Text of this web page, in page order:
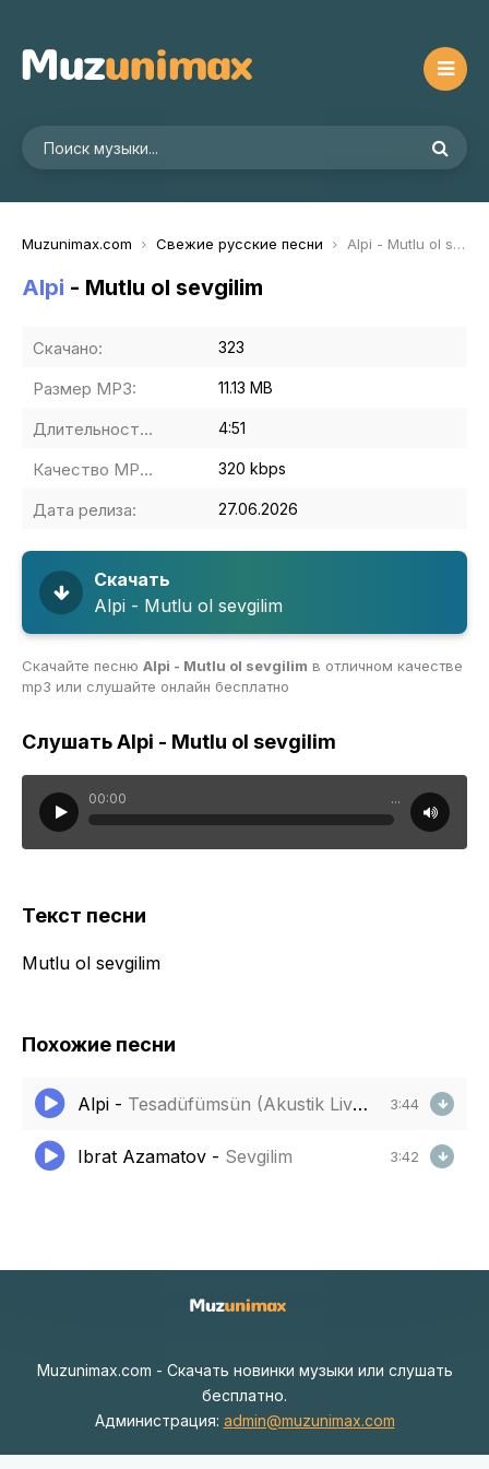
Muzunimax.com Свежие русские песни Alpi - Mutlu ol sevgilim
Alpi - Mutlu ol sevgilim
Скачано: 323
Размер MP3: 11.13 MB
Длительность MP3: 4:51
Качество MP3: 320 kbps
Дата релиза: 27.06.2026
Скачать
Alpi - Mutlu ol sevgilim
Скачайте песню Alpi - Mutlu ol sevgilim в отличном качестве
mp3 или слушайте онлайн бесплатно
Слушать Alpi - Mutlu ol sevgilim
00:00 ...
Текст песни
Mutlu ol sevgilim
Похожие песни
Alpi - Tesadüfümsün (Akustik Live) 3:44
Ibrat Azamatov - Sevgilim 3:42
Muzunimax.com - Скачать новинки музыки или слушать
бесплатно.
Администрация: admin@muzunimax.com